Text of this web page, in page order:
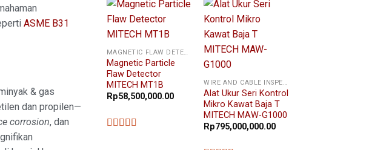
ASME B31
& gas
dan propilen—
corrosion, dan
MAGNETIC FLAW DETECTOR
Magnetic Particle
Flaw Detector
MITECH MT1B
Rp58,500,000.00
WIRE AND CABLE INSPECTION
Alat Ukur Seri Kontrol
Mikro Kawat Baja T
MITECH MAW-G1000
Rp795,000,000.00